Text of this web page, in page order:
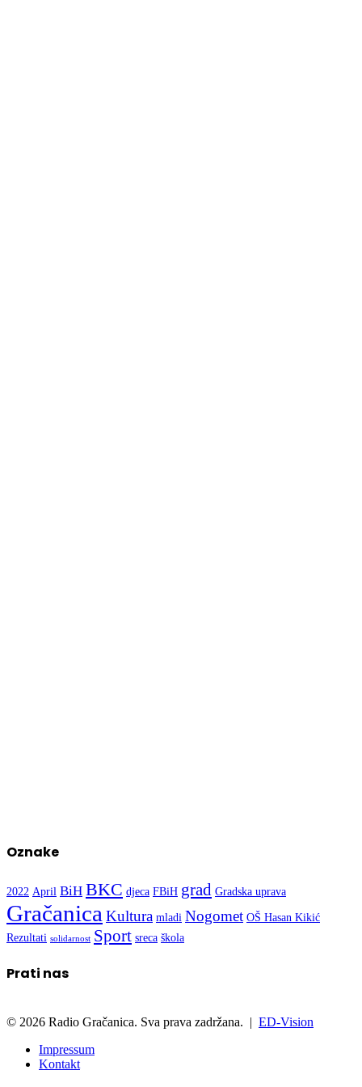
Oznake
2022 April BiH BKC djeca FBiH grad Gradska uprava
GračanicaKultura mladi Nogomet OŠ Hasan Kikić
Rezultati solidarnost Sport sreca škola
Prati nas
© 2026 Radio Gračanica. Sva prava zadržana. | ED-Vision
Impressum
Kontakt